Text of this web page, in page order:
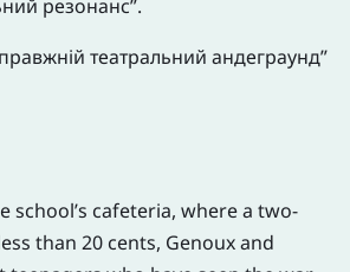
резонанс”.
театральний андеграунд”
school’s cafeteria, where a two-
than 20 cents, Genoux and